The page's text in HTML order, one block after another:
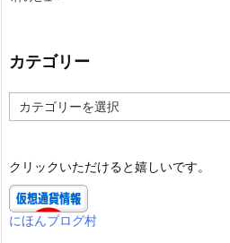
カテゴリー
テ
ー
クリックいただけると嬉しいです。
にほんブログ村